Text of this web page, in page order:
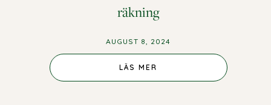
räkning
AUGUST 8, 2024
LÄS MER